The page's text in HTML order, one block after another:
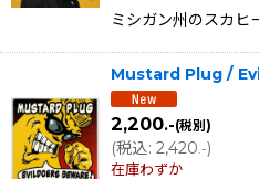
ミシガン州のスカ
Mustard Plug /
2,200.-(税別)
(税込: 2,420 .-)
在庫わずか